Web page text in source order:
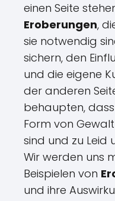
einen Seite
Eroberungen,
sie notwendig
sichern, den
und die eigene
der anderen
behaupten, dass
Form von
sind und zu Leid
Wir werden uns
Beispielen von
und ihre